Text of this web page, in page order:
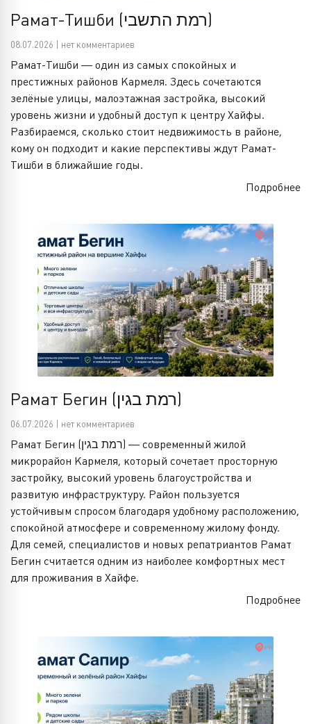
Рамат-Тишби (רמת התשבי)
08.07.2026 | нет комментариев
Рамат-Тишби — один из самых спокойных и
престижных районов Кармеля. Здесь сочетаются
зелёные улицы, малоэтажная застройка, высокий
уровень жизни и удобный доступ к центру Хайфы.
Разбираемся, сколько стоит недвижимость в районе,
кому он подходит и какие перспективы ждут Рамат-
Тишби в ближайшие годы.
Подробнее
Рамат Бегин (רמת בגין)
06.07.2026 | нет комментариев
Рамат Бегин (רמת בגין) — современный жилой
микрорайон Кармеля, который сочетает просторную
застройку, высокий уровень благоустройства и
развитую инфраструктуру. Район пользуется
устойчивым спросом благодаря удобному расположению,
спокойной атмосфере и современному жилому фонду.
Для семей, специалистов и новых репатриантов Рамат
Бегин считается одним из наиболее комфортных мест
для проживания в Хайфе.
Подробнее